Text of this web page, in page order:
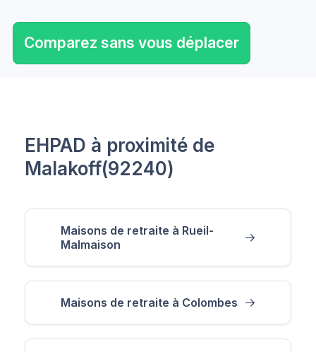
Comparez sans vous déplacer
EHPAD à proximité de
Malakoff(92240)
Maisons de retraite à Rueil-
Malmaison
Maisons de retraite à Colombes